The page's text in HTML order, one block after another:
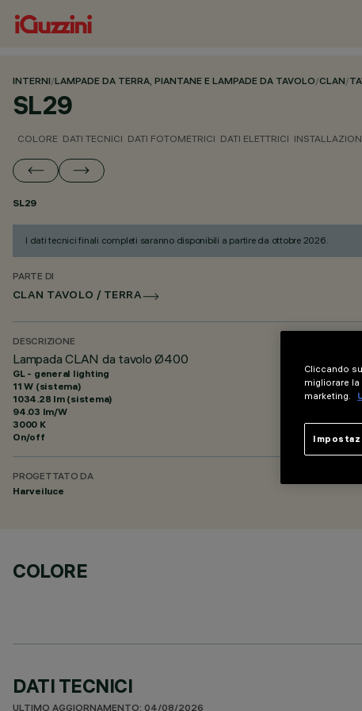
INTERNI/LAMPADE DA TERRA, PIANTANE E LAMPADE DA TAVOLO/CLAN/
SL29
COLORE DATI TECNICI DATI FOTOMETRICI DATI ELETTRICI
SL29
I dati tecnici finali completi saranno disponibili a partire da ottobre 2026.
PARTE DI
CLAN TAVOLO / TERRA
DESCRIZIONE
Lampada CLAN da tavolo Ø400
GL - general lighting
11 W (sistema)
1034.28 lm (sistema)
94.03 lm/W
3000 K
On/off
PROGETTATO DA
Harveiluce
COLORE
DATI TECNICI
Cliccando
migliorare
marketing.